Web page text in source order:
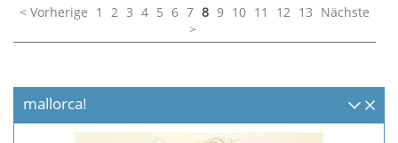
< Vorherige 1 2 3 4 5 6 7 8 9 10 11 12 13 Nächste
>
mallorca!